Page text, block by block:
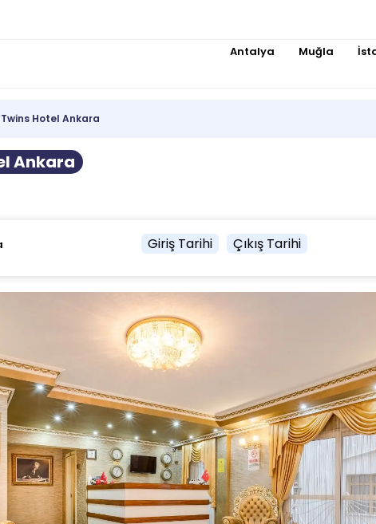
Antalya Muğla
Twins Hotel Ankara
Ankara
Giriş Tarihi Çıkış Tarihi